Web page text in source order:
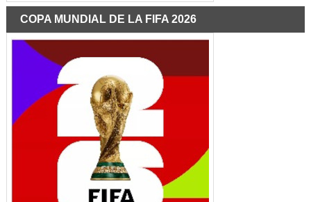
COPA MUNDIAL DE LA FIFA 2026